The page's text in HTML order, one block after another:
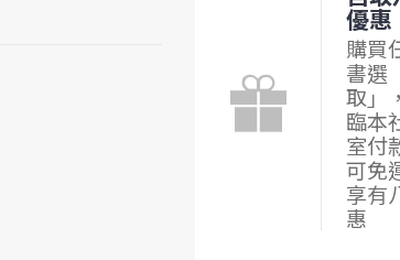
優惠
購買
書選
取」
臨本
室付
可免
享有
惠